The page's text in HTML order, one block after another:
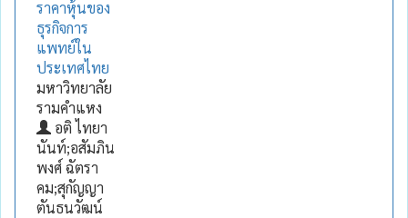
ราคาหุ้นของ
ธุรกิจการ
แพทย์ใน
ประเทศไทย
มหาวิทยาลัย
รามคำแหง
อติ ไทยา
นันท์;อสัมภิน
พงศ์ ฉัตรา
คม;สุกัญญา
ตันธนวัฒน์